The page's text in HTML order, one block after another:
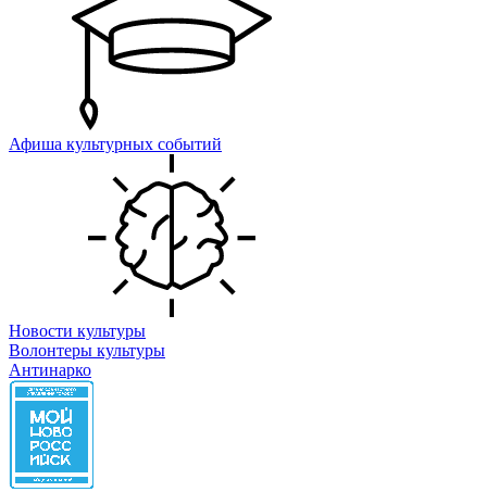
Афиша культурных событий
Новости культуры
Волонтеры культуры
Антинарко